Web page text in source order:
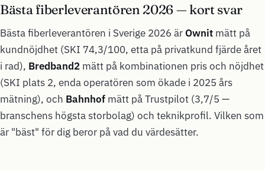
Bästa fiberleverantören 2026 — kort svar
Bästa fiberleverantören i Sverige 2026 är Ownit mätt på
kundnöjdhet (SKI 74,3/100, etta på privatkund fjärde året
i rad), Bredband2 mätt på kombinationen pris och nöjdhet
(SKI plats 2, enda operatören som ökade i 2025 års
mätning), och Bahnhof mätt på Trustpilot (3,7/5 —
branschens högsta storbolag) och teknikprofil. Vilken som
är "bäst" för dig beror på vad du värdesätter.